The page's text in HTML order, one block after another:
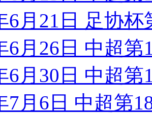
6月21日 足协
6月26日 中超
6月30日 中超
7月6日 中超第